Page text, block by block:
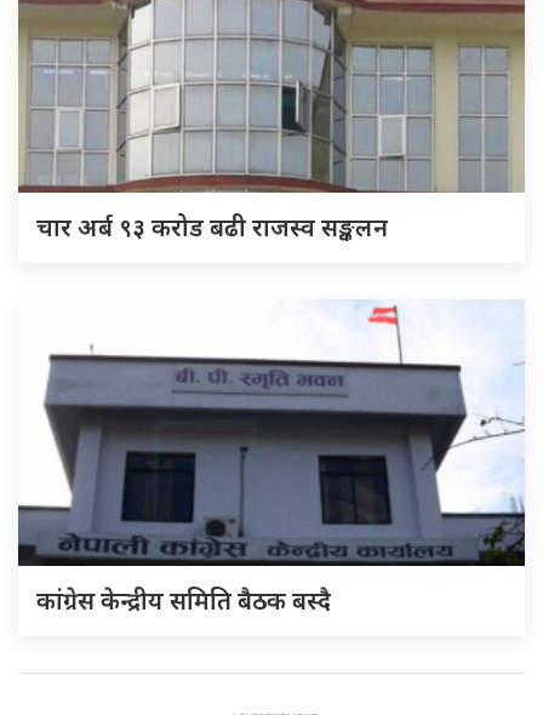
चार अर्ब ९३ करोड बढी राजस्व सङ्कलन
कांग्रेस केन्द्रीय समिति बैठक बस्दै